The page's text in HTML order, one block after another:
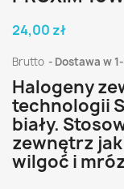
24,00 zł
Brutto Dostawa w
Halogeny
technologii
biały.
zewnętrz
wilgoć i